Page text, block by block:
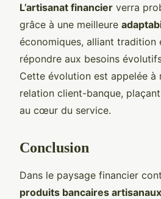
L’artisanat financier verra
grâce à une meilleure
économiques, alliant tradition
répondre aux besoins
Cette évolution est appelée à
relation client-banque,
au cœur du service.
Conclusion
Dans le paysage financier
produits bancaires artisanaux